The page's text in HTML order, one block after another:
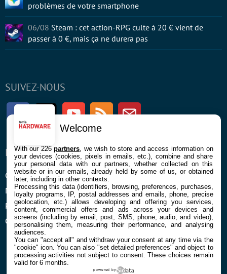
SUIVEZ-NOUS
FacebookTwitter Youtube RSS Newsletter
ENTREPRISE
Confidentialité et Cookies
Mentions légales et CGU
Préférences Cookies
Qui sommes nous
À PROPOS
Contact
problèmes de votre smartphone
06/08 Steam : cet action-RPG culte à 20 € vient de
passer à 0 €, mais ça ne durera pas
Welcome
With our 226partners , we wish to store and access information on
your devices (cookies, pixels in emails, etc.), combine and share
your personal data with our partners, whether collected on this
website or in our emails, already held by some of us, or obtained
later, including in other contexts.
Processing this data (identifiers, browsing, preferences, purchases,
loyalty programs, IP, postal addresses and emails, phone, precise
geolocation, etc.) allows developing and offering you services,
content, commercial offers and ads across your devices and
screens (including by email, post, SMS, phone, audio, and video),
personalising them, measuring their performance, and analysing
audiences.
You can "accept all" and withdraw your consent at any time via the
"cookie" icon. You can also "set detailed preferences" and object to
processing activities not subject to consent. These choices remain
valid for 6 months.
powered by